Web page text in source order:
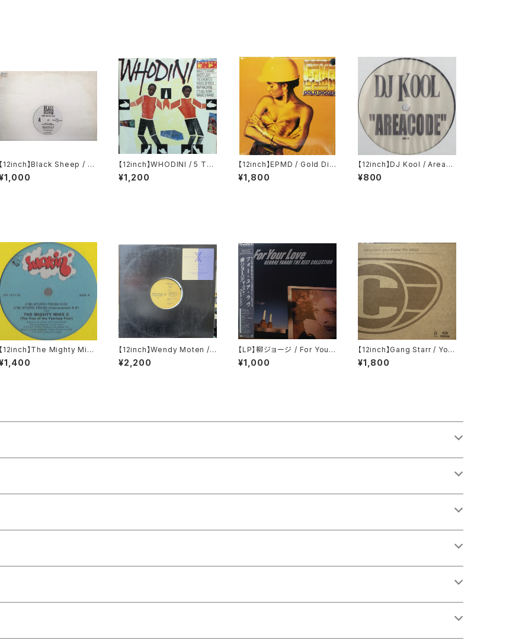
【12inch】Black Sheep / N
South East West
【12inch】WHODINI / 5 TR
ACK EP
¥1,200
【12inch】EPMD / Gold Dig
ger
¥1,800
【12inch】DJ Kool / Areaco
de
¥800
【12inch】The Mighty Mike
/ (I'm) Stupid Fresh
【12inch】Wendy Moten /
Step By Step
¥2,200
【LP】柳ジョージ / For Your
Love - George Yanagi T
he Best Collection
¥1,000
【12inch】Gang Starr / You
Know My Steez (UK Rem
ixes)
¥1,800